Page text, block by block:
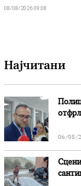
08/08/2026 09:08
Најчитани
06/08/